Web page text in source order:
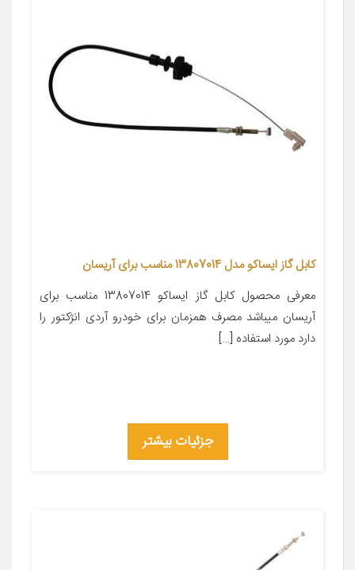
کابل گاز ایساکو مدل 13807014 مناسب برای آریسان
معرفی محصول کابل گاز ایساکو 13807014 مناسب برای
آریسان میباشد مصرف همزمان برای خودرو آردی انژکتور را
دارد مورد استفاده […]
جزئیات بیشتر